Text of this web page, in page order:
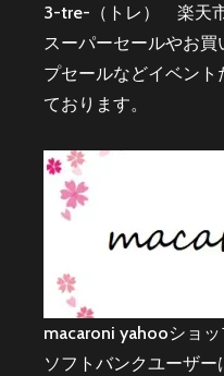
3-tre-（トレ） 楽天
スーパーセールやお
プセールなどイベン
ております。
macaroni yahooショ
ソフトバンクユーザ